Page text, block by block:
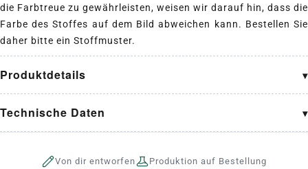
die Farbtreue zu gewährleisten, weisen wir darauf hin, dass die
Farbe des Stoffes auf dem Bild abweichen kann. Bestellen Sie
daher bitte ein Stoffmuster.
Produktdetails
Technische Daten
Von dir entworfen
Produktion auf Bestellung